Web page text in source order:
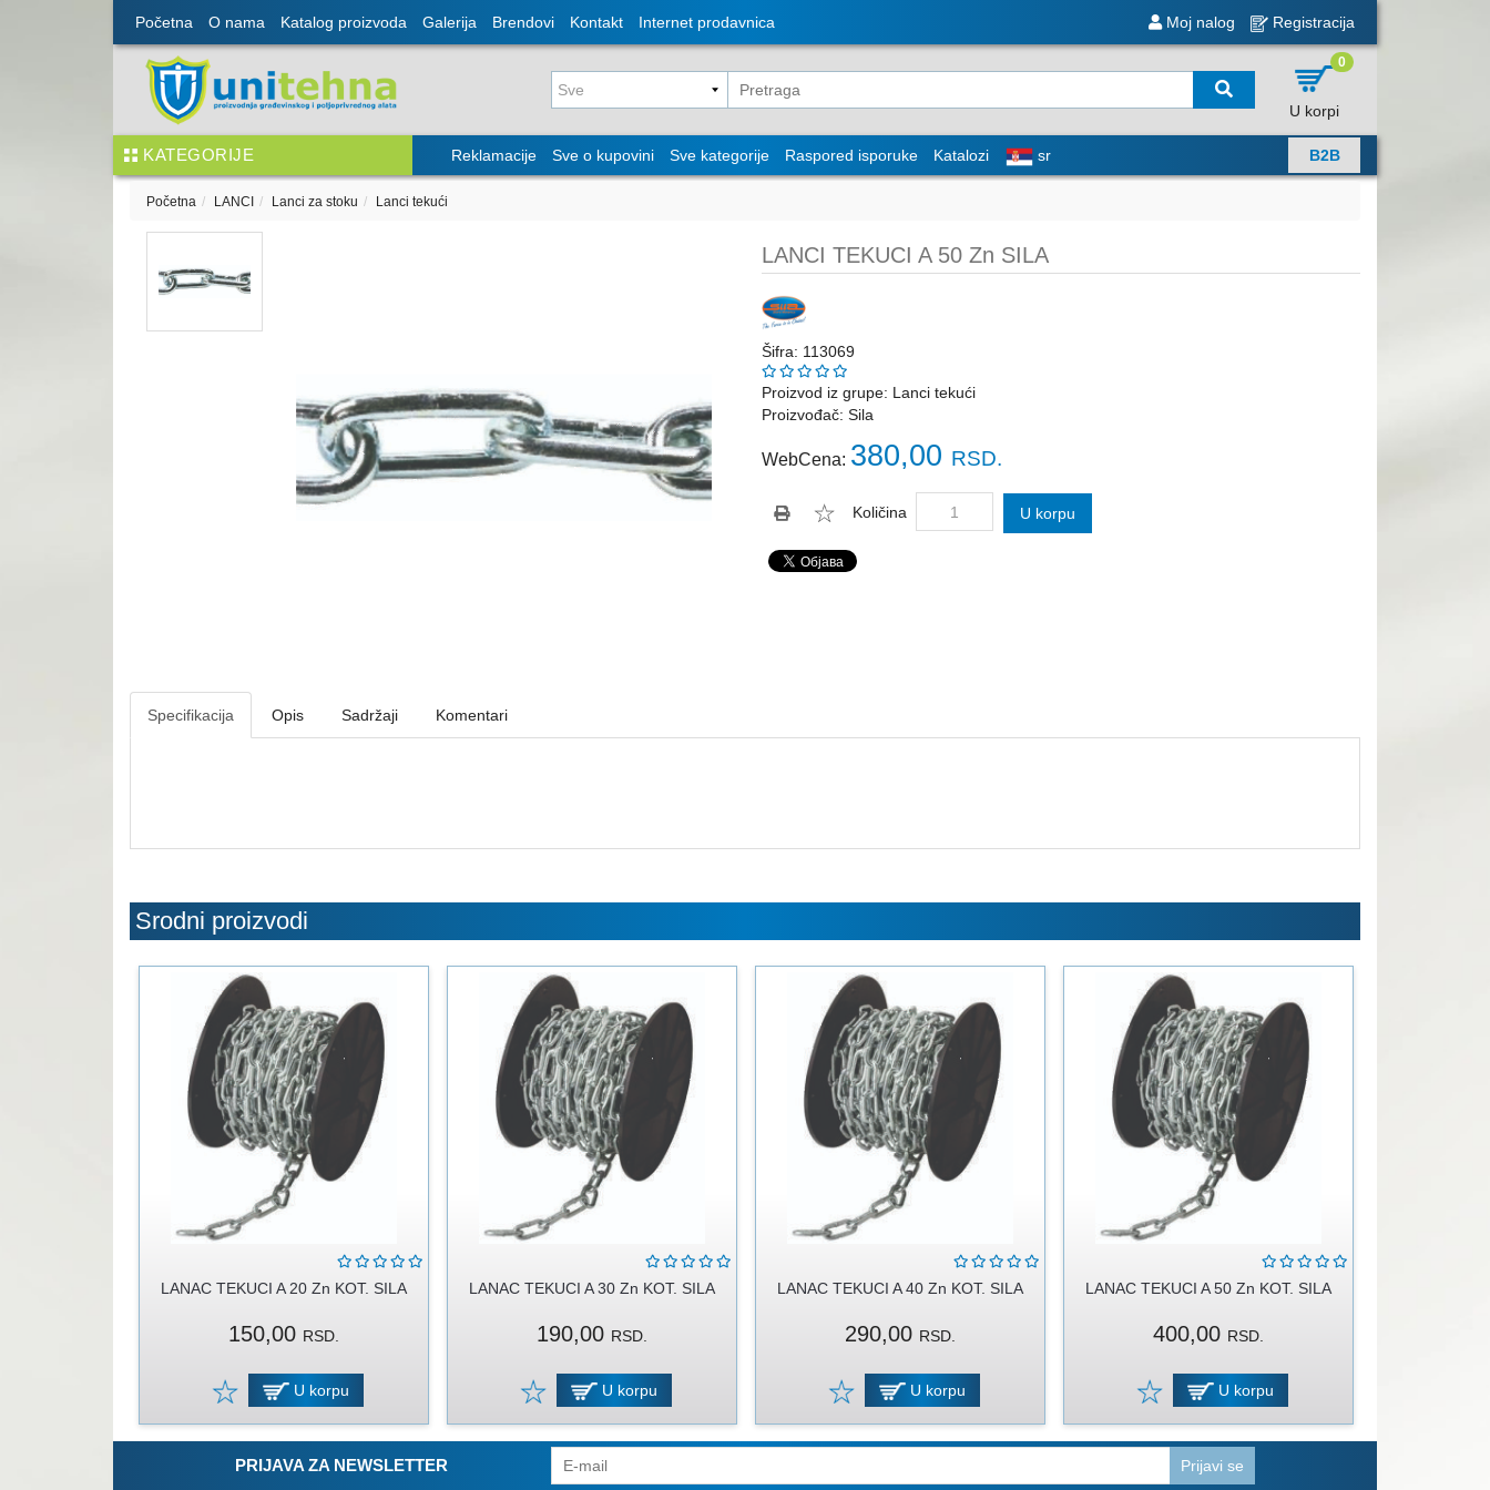
Početna O nama Katalog proizvoda Galerija Brendovi Kontakt Internet prodavnica Moj nalog Registracija
0
U korpi
KATEGORIJE Reklamacije Sve o kupovini Sve kategorije Raspored isporuke Katalozi sr B2B
Početna LANCI Lanci za stoku Lanci tekući
LANCI TEKUCI A 50 Zn SILA
Šifra: 113069
Proizvod iz grupe: Lanci tekući
Proizvođač: Sila
WebCena: 380,00 RSD.
Količina U korpu
Specifikacija Opis Sadržaji Komentari
Srodni proizvodi
LANAC TEKUCI A 20 Zn KOT. SILA
150,00 RSD.
U korpu
LANAC TEKUCI A 30 Zn KOT. SILA
190,00 RSD.
U korpu
LANAC TEKUCI A 40 Zn KOT. SILA
290,00 RSD.
U korpu
LANAC TEKUCI A 50 Zn KOT. SILA
400,00 RSD.
U korpu
PRIJAVA ZA NEWSLETTER Prijavi se